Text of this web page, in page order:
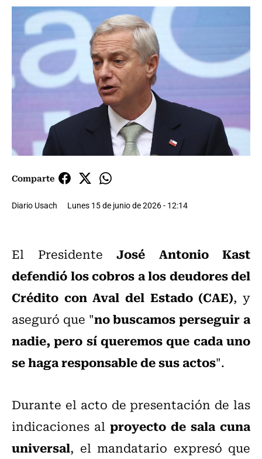
Comparte
Diario Usach Lunes 15 de junio de 2026 - 12:14
El Presidente José Antonio Kast
defendió los cobros a los deudores del
Crédito con Aval del Estado (CAE), y
aseguró que "no buscamos perseguir a
nadie, pero sí queremos que cada uno
se haga responsable de sus actos".
Durante el acto de presentación de las
indicaciones al proyecto de sala cuna
universal, el mandatario expresó que